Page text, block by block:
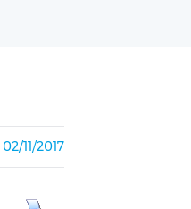
02/11/2017